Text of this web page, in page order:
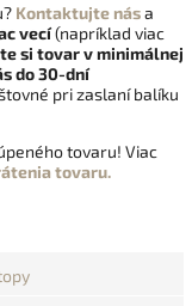
Kontaktujte nása
vecí(napríklad viac
si tovar v minimálnej
do 30-dní
pri zaslaní balíku
tovaru! Viac
tovaru.